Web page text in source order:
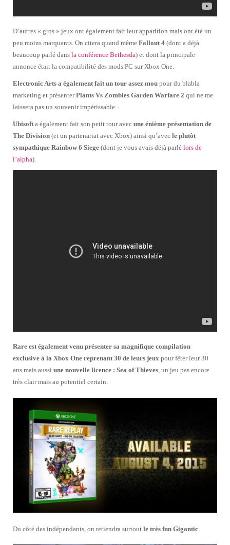
D’autres « gros » jeux ont également fait leur apparition mais ont été un
peu moins marquants. On citera quand même Fallout 4 (dont a déjà
beaucoup parlé dans la conférence Bethesda) et dont la principale
annonce était la compatibilité des mods PC sur Xbox One.
Electronic Arts a également fait un tour assez mou pour du blabla
marketing et présenterPlants Vs Zombies Garden Warfare 2 qui ne me
laissera pas un souvenir impérissable.
Ubisofta également fait son petit tour avec une énième présentation de
The Division (et un partenariat avec Xbox) ainsi qu’avec le plutôt
sympathique Rainbow 6 Siege (dont je vous avais déjà parlé lors de
l’alpha).
Rare est également venu présenter sa magnifique compilation
exclusive à la Xbox One reprenant 30 de leurs jeux pour fêter leur 30
ans mais aussi une nouvelle licence : Sea of Thieves, un jeu pas encore
très clair mais au potentiel certain.
Du côté des indépendants, on retiendra surtout le très fun Gigantic